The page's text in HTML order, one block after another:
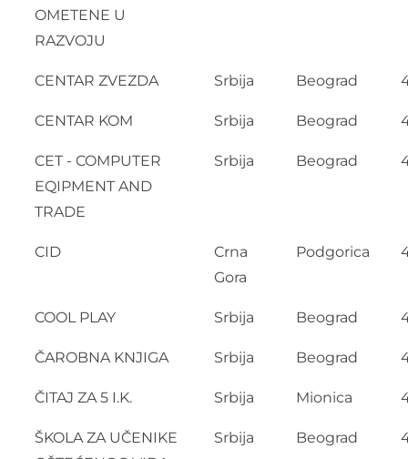
OMETENE U
RAZVOJU
CENTAR ZVEZDA Srbija Beograd
CENTAR KOM Srbija Beograd
CET - COMPUTER
EQIPMENT AND
TRADE
Srbija Beograd
CID
Crna
Gora
Podgorica
COOL PLAY Srbija Beograd
ČAROBNA KNJIGA Srbija Beograd
ČITAJ ZA 5 I.K. Srbija Mionica
ŠKOLA ZA UČENIKE
Srbija Beograd